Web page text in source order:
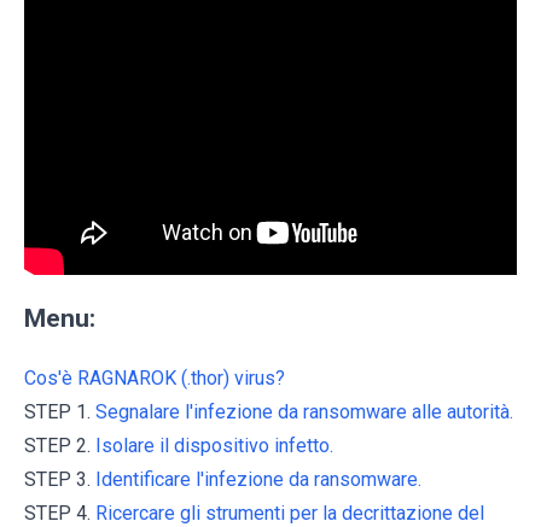
Menu:
Cos'è RAGNAROK (.thor) virus?
STEP 1. Segnalare l'infezione da ransomware alle autorità.
STEP 2. Isolare il dispositivo infetto.
STEP 3. Identificare l'infezione da ransomware.
STEP 4. Ricercare gli strumenti per la decrittazione del